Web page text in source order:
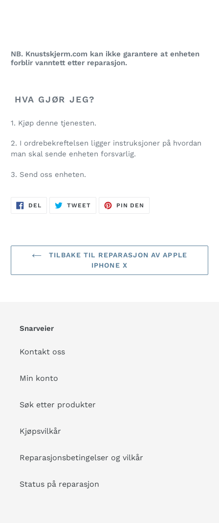
NB. Knustskjerm.com kan ikke garantere at enheten
forblir vanntett etter reparasjon.
HVA GJØR JEG?
1. Kjøp denne tjenesten.
2. I ordrebekreftelsen ligger instruksjoner på hvordan
man skal sende enheten forsvarlig.
3. Send oss enheten.
DEL
PÅ
TWEETTWEET
PIN DEN
TILBAKE TIL REPARASJON AV APPLE
IPHONE X
Snarveier
Kontakt oss
Min konto
Søk etter produkter
Kjøpsvilkår
Reparasjonsbetingelser og vilkår
Status på reparasjon